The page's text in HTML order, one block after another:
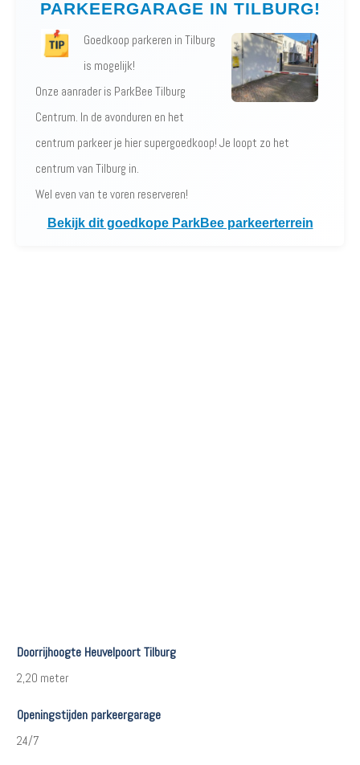
PARKEERGARAGE IN TILBURG!
Goedkoop parkeren in Tilburg
is mogelijk!
Onze aanrader is ParkBee Tilburg
Centrum. In de avonduren en het
centrum parkeer je hier supergoedkoop! Je loopt zo het
centrum van Tilburg in.
Wel even van te voren reserveren!
Bekijk dit goedkope ParkBee parkeerterrein
Doorrijhoogte Heuvelpoort Tilburg
2,20 meter
Openingstijden parkeergarage
24/7